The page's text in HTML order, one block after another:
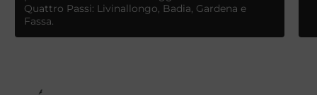
Quattro Passi: Livinallongo, Badia, Gardena e
Fassa.